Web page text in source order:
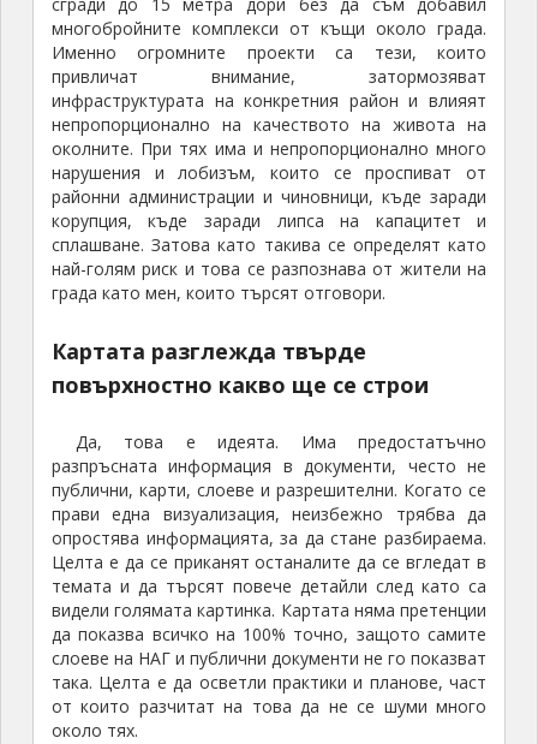
многобройните комплекси от къщи около града.
Именно огромните проекти са тези, които
привличат внимание, затормозяват
инфраструктурата на конкретния район и влияят
непропорционално на качеството на живота на
околните. При тях има и непропорционално много
нарушения и лобизъм, които се проспиват от
районни администрации и чиновници, къде заради
корупция, къде заради липса на капацитет и
сплашване. Затова като такива се определят като
най-голям риск и това се разпознава от жители на
града като мен, които търсят отговори.
Картата разглежда твърде
повърхностно какво ще се строи
Да, това е идеята. Има предостатъчно
разпръсната информация в документи, често не
публични, карти, слоеве и разрешителни. Когато се
прави една визуализация, неизбежно трябва да
опростява информацията, за да стане разбираема.
Целта е да се приканят останалите да се вгледат в
темата и да търсят повече детайли след като са
видели голямата картинка. Картата няма претенции
да показва всичко на 100% точно, защото самите
слоеве на НАГ и публични документи не го показват
така. Целта е да осветли практики и планове, част
от които разчитат на това да не се шуми много
около тях.